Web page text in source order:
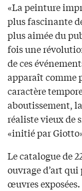
«La peinture
plus fascinante
plus aimée du
fois une
de ces
apparaît comme
caractère
aboutissement,
réaliste vieux de
«initié par
Le catalogue de
ouvrage d’art
œuvres exposées.